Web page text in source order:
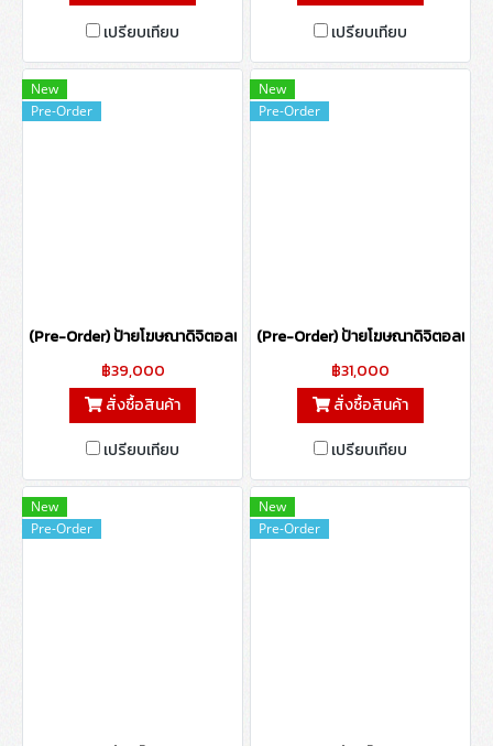
เปรียบเทียบ
เปรียบเทียบ
New
Pre-Order
(Pre-Order) ป้ายโฆษณาดิจิตอลแบบตั้งพื้น ขนาด 55 นิ้ว (ไม่รองรับระบบ
฿39,000
สั่งซื้อสินค้า
เปรียบเทียบ
New
Pre-Order
(Pre-Order) ป้ายโฆษณาดิจิตอลแบ
฿31,000
สั่งซื้อสินค้า
เปรียบเทียบ
New
Pre-Order
New
Pre-Order